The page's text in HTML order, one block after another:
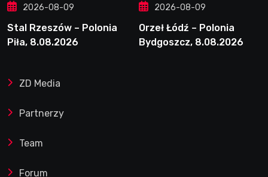
2026-08-09
Stal Rzeszów – Polonia
Piła, 8.08.2026
2026-08-09
Orzeł Łódź – Polonia
Bydgoszcz, 8.08.2026
ZD Media
Partnerzy
Team
Forum